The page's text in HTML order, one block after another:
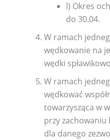
l) Okres
do 30.04.
W ramach
wędkowanie na
wędki
W ramach
wędkować
towarzysząca w
przy
dla danego